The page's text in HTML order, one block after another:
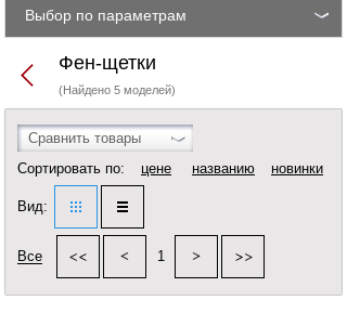
Выбор по параметрам
Фен-щетки
(Найдено 5 моделей)
Сравнить товары
Сортировать по:
цене названию новинки
Вид:
Все 1